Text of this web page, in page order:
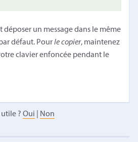
déposer un message dans le même
défaut. Pourle copier, maintenez
clavier enfoncée pendant le
utile ? Oui Non